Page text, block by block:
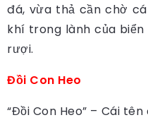
đá, vừa thả cần chờ
khí trong lành của
rượi.
Đồi Con Heo
“Đồi Con Heo” – Cái